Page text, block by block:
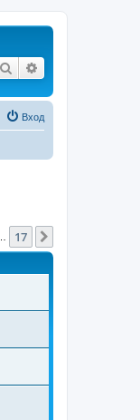
Поиск
Вход
17